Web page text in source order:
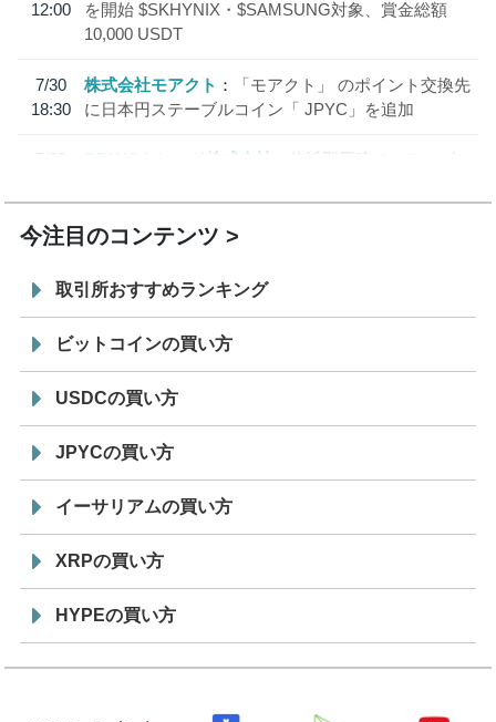
12:00
を開始 $SKHYNIX・$SAMSUNG対象、賞金総額
10,000 USDT
7/30
18:30
株式会社モアクト
「モアクト」 のポイント交換先
に日本円ステーブルコイン「 JPYC」を追加
7/29
SBI VCトレード株式会社
信託型円建てステーブル
今注目のコンテンツ
取引所おすすめランキング
ビットコインの買い方
USDCの買い方
JPYCの買い方
イーサリアムの買い方
XRPの買い方
HYPEの買い方